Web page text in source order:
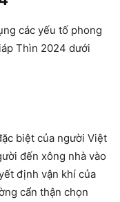
các yếu tố phong
Thìn 2024 dưới
biệt của người Việt
đến xông nhà vào
định vận khí của
cẩn thận chọn